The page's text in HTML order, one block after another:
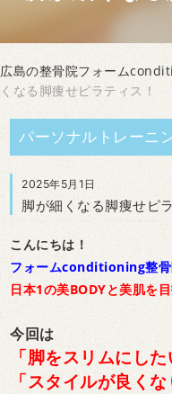
広島の整骨院フォーム
くなる脚痩せピラティス！
パーソナルトレーニ
2025年5月1日
脚が細くなる脚痩せピ
こんにちは！
フォームconditioning整
日本1の美BODYと美肌を
今回は
「脚をスリムにした
「スタイルが良くな